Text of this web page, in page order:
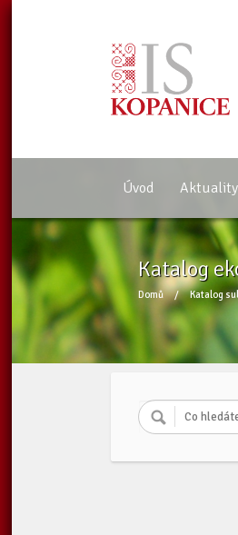
Úvod Aktuality
Katalog
Domů / Katalog